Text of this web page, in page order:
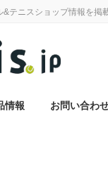
ニスショップ情報を掲
情報 お問い合わ